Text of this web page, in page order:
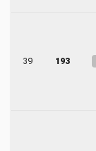
39 193